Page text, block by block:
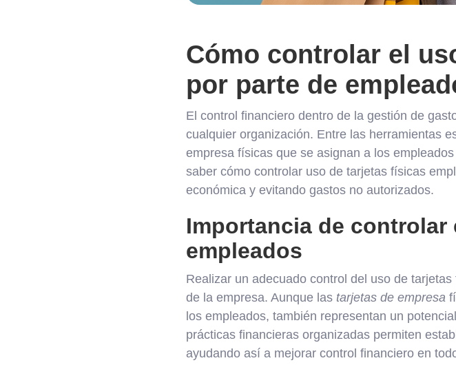
Cómo controlar el
por parte de
El control financiero dentro de la gestión de
cualquier organización. Entre las herramientas
empresa físicas que se asignan a los
saber cómo controlar uso de tarjetas físicas
económica y evitando gastos no autorizados.
Importancia de
empleados
Realizar un adecuado control del uso de
de la empresa. Aunque las tarjetas de empresa
los empleados, también representan un
prácticas financieras organizadas permiten
ayudando así a mejorar control financiero en